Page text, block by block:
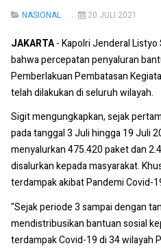
NASIONAL 20 JULI 2021
JAKARTA- Kapolri Jenderal
bahwa percepatan penyaluran
Pemberlakuan Pembatasan
telah dilakukan di seluruh wilayah.
Sigit mengungkapkan, sejak
pada tanggal 3 Juli hingga 19 Juli
menyalurkan 475.420 paket dan
disalurkan kepada masyarakat.
terdampak akibat Pandemi Covid-
"Sejak periode 3 sampai dengan
mendistribusikan bantuan sosial
terdampak Covid-19 di 34 wilayah